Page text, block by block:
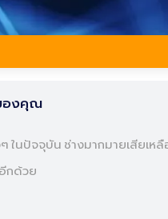
องคุณ
นปัจจุบัน ช่างมากมายเสียเหลื
กด้วย